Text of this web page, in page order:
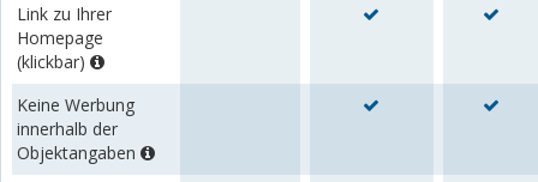
Link zu Ihrer
Homepage
(klickbar)
Keine Werbung
innerhalb der
Objektangaben